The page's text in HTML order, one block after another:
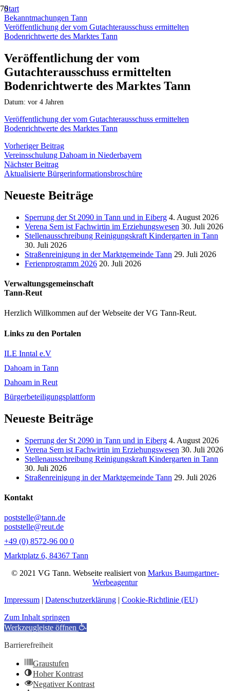
Start
Bekanntmachungen Tann
Veröffentlichung der vom Gutachterausschuss ermittelten
Bodenrichtwerte des Marktes Tann
Veröffentlichung der vom
Gutachterausschuss ermittelten
Bodenrichtwerte des Marktes Tann
Datum: vor 4 Jahren
Veröffentlichung der vom Gutachterausschuss ermittelten
Bodenrichtwerte des Marktes Tann
Vorheriger Beitrag
Vereinsschulung Dahoam in Niederbayern
Nächster Beitrag
Aktualisierte Bürgerinformationsbroschüre
Neueste Beiträge
Sperrung der St 2090 in Tann und in Eiberg 4. August 2026
Verena Sem ist Fachwirtin im Erziehungswesen 30. Juli 2026
Stellenausschreibung Reinigungskraft Kindergarten in Tann
30. Juli 2026
Straßenreinigung in der Marktgemeinde Tann 29. Juli 2026
Ferienprogramm 2026 20. Juli 2026
Verwaltungsgemeinschaft
Tann-Reut
Herzlich Willkommen auf der Webseite der VG Tann-Reut.
Links zu den Portalen
ILE Inntal e.V
Dahoam in Tann
Dahoam in Reut
Bürgerbeteiligungsplattform
Neueste Beiträge
Sperrung der St 2090 in Tann und in Eiberg 4. August 2026
Verena Sem ist Fachwirtin im Erziehungswesen 30. Juli 2026
Stellenausschreibung Reinigungskraft Kindergarten in Tann
30. Juli 2026
Straßenreinigung in der Marktgemeinde Tann 29. Juli 2026
Kontakt
poststelle@tann.de
poststelle@reut.de
+49 (0) 8572-96 00 0
Marktplatz 6, 84367 Tann
© 2021 VG Tann. Webseite realisiert von Markus Baumgartner-
Werbeagentur
Impressum | Datenschutzerklärung | Cookie-Richtlinie (EU)
Zum Inhalt springen
Werkzeugleiste öffnen
Barrierefreiheit
Graustufen
Hoher Kontrast
Negativer Kontrast